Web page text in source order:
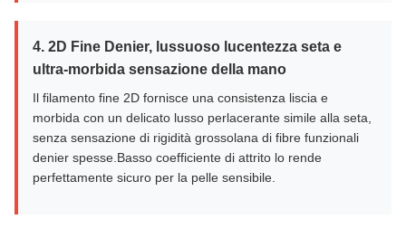
4. 2D Fine Denier, lussuoso lucentezza seta e
ultra-morbida sensazione della mano
Il filamento fine 2D fornisce una consistenza liscia e
morbida con un delicato lusso perlacerante simile alla seta,
senza sensazione di rigidità grossolana di fibre funzionali
denier spesse.Basso coefficiente di attrito lo rende
perfettamente sicuro per la pelle sensibile.